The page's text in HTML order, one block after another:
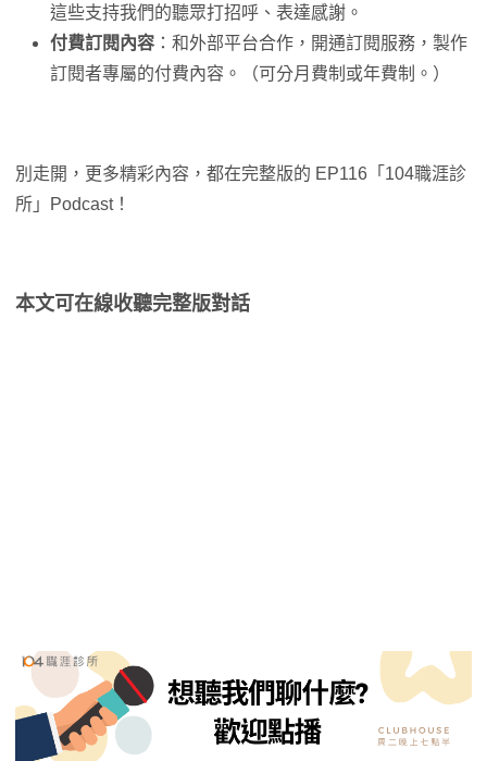
這些支持我們的聽眾打招呼、表達感謝。
付費訂閱內容 ：和外部平台合作，開通訂閱服務，製作
訂閱者專屬的付費內容。（可分月費制或年費制。）
別走開，更多精彩內容，都在完整版的 EP116「104職涯診
所」Podcast！
本文可在線收聽完整版對話